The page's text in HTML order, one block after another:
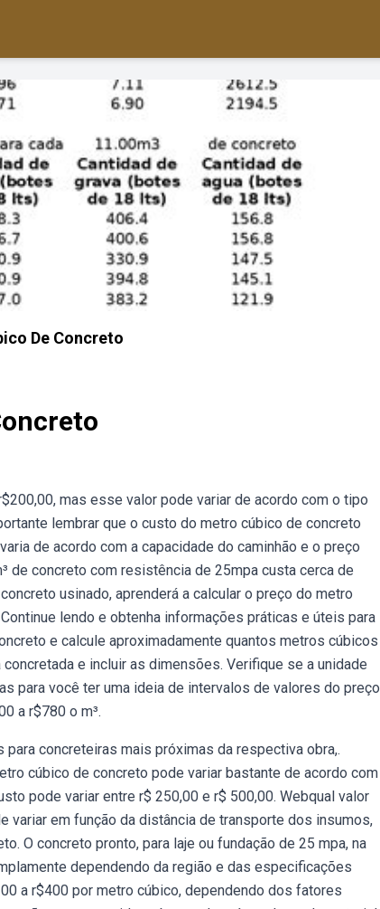
De Concreto
mas esse valor pode variar de acordo com o tipo
lembrar que o custo do metro cúbico de concreto
de acordo com a capacidade do caminhão e o preço
de concreto com resistência de 25mpa custa cerca de
usinado, aprenderá a calcular o preço do metro
lendo e obtenha informações práticas e úteis para
e calcule aproximadamente quantos metros cúbicos
e incluir as dimensões. Verifique se a unidade
para você ter uma ideia de intervalos de valores do preço
a r$780 o m³.
concreteiras mais próximas da respectiva obra,.
cúbico de concreto pode variar bastante de acordo com
pode variar entre r$ 250,00 e r$ 500,00. Webqual valor
variar em função da distância de transporte dos insumos,
O concreto pronto, para laje ou fundação de 25 mpa, na
dependendo da região e das especificações
a r$400 por metro cúbico, dependendo dos fatores